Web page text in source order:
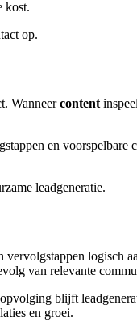
kost.
op.
Wanneercontent
en
leadgeneratie.
logisch
van relevante
blijft
en groei.